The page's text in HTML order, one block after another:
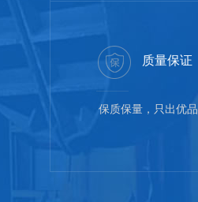
质量保证
保质保量，只出优品